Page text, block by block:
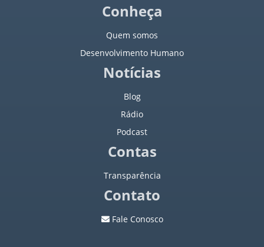
Jornal a Nova Era - 1982
Jornal a Nova Era - 1983
Jornal a Nova Era - 1984
Jornal a Nova Era - 1985
Jornal a Nova Era - 1987
Jornal a Nova Era - 1988
Jornal a Nova Era - 1989
Conheça
Quem somos
Desenvolvimento Humano
Notícias
Blog
Rádio
Podcast
Contas
Transparência
Contato
Fale Conosco